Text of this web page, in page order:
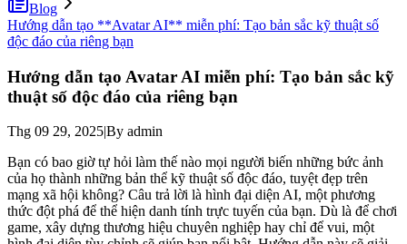
Blog
Hướng dẫn tạo **Avatar AI** miễn phí: Tạo bản sắc kỹ thuật số
độc đáo của riêng bạn
Hướng dẫn tạo Avatar AI miễn phí: Tạo bản sắc kỹ
thuật số độc đáo của riêng bạn
Thg 09 29, 2025|By admin
Bạn có bao giờ tự hỏi làm thế nào mọi người biến những bức ảnh
của họ thành những bản thể kỹ thuật số độc đáo, tuyệt đẹp trên
mạng xã hội không? Câu trả lời là hình đại diện AI, một phương
thức đột phá để thể hiện danh tính trực tuyến của bạn. Dù là để chơi
game, xây dựng thương hiệu chuyên nghiệp hay chỉ để vui, một